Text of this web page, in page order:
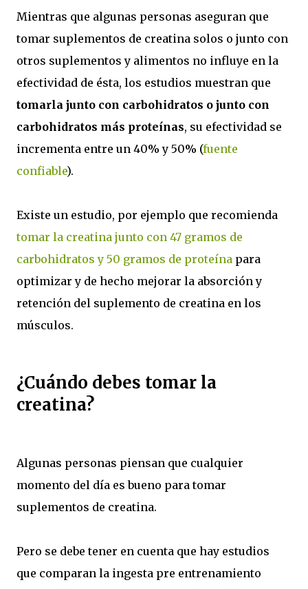
Mientras que algunas personas aseguran que
tomar suplementos de creatina solos o junto con
otros suplementos y alimentos no influye en la
efectividad de ésta, los estudios muestran que
tomarla junto con carbohidratos o junto con
carbohidratos más proteínas, su efectividad se
incrementa entre un 40% y 50% (fuente
confiable).
Existe un estudio, por ejemplo que recomienda
tomar la creatina junto con 47 gramos de
carbohidratos y 50 gramos de proteína para
optimizar y de hecho mejorar la absorción y
retención del suplemento de creatina en los
músculos.
¿Cuándo debes tomar la
creatina?
Algunas personas piensan que cualquier
momento del día es bueno para tomar
suplementos de creatina.
Pero se debe tener en cuenta que hay estudios
que comparan la ingesta pre entrenamiento